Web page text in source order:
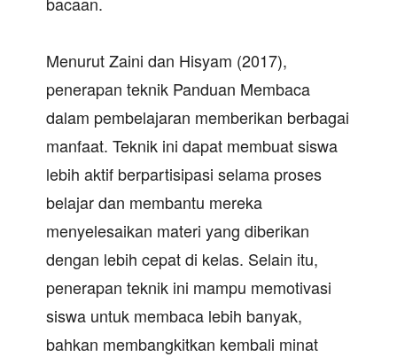
Menurut Zaini dan Hisyam (2017),
penerapan teknik Panduan Membaca
dalam pembelajaran memberikan berbagai
manfaat. Teknik ini dapat membuat siswa
lebih aktif berpartisipasi selama proses
belajar dan membantu mereka
menyelesaikan materi yang diberikan
dengan lebih cepat di kelas. Selain itu,
penerapan teknik ini mampu memotivasi
siswa untuk membaca lebih banyak,
bahkan membangkitkan kembali minat